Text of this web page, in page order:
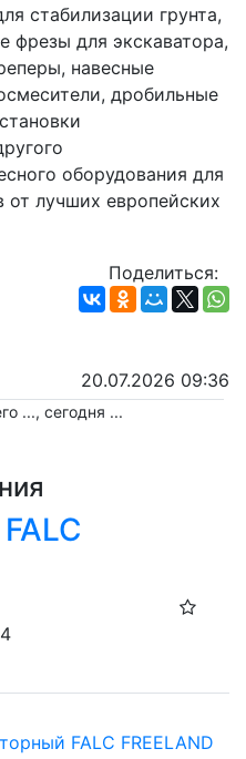
стабилизации грунта,
фрезы для экскаватора,
навесные
дробильные
оборудования для
от лучших европейских
Поделиться:
20.07.2026 09:36
..., сегодня ...
FALC FREELAND